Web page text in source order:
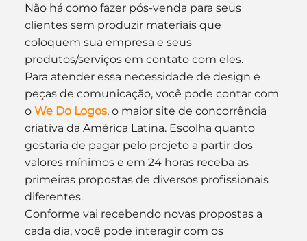
Não há como fazer pós-venda para seus
clientes sem produzir materiais que
coloquem sua empresa e seus
produtos/serviços em contato com eles.
Para atender essa necessidade de design e
peças de comunicação, você pode contar com
o We Do Logos, o maior site de concorrência
criativa da América Latina. Escolha quanto
gostaria de pagar pelo projeto a partir dos
valores mínimos e em 24 horas receba as
primeiras propostas de diversos profissionais
diferentes.
Conforme vai recebendo novas propostas a
cada dia, você pode interagir com os